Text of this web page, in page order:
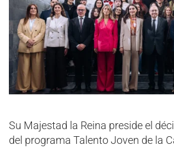
Su Majestad la Reina preside el
del programa Talento Joven de la